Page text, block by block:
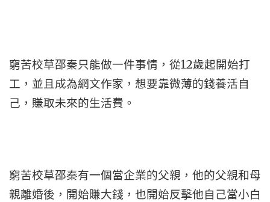
窮苦校草邵秦只能做一件事情，從12歲起開始打
工，並且成為網文作家，想要靠微薄的錢養活自
己，賺取未來的生活費。
窮苦校草邵秦有一個當企業的父親，他的父親和母
親離婚後，開始賺大錢，也開始反擊他自己當小白